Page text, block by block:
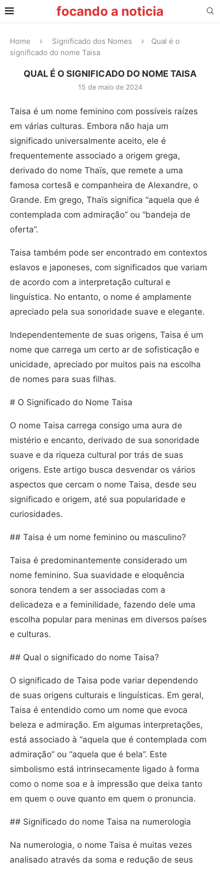
focando a noticia
Home Significado dos Nomes
Qual é o
significado do nome Taisa
QUAL É O SIGNIFICADO DO NOME TAISA
15 de maio de 2024
Taisa é um nome feminino com possíveis raízes
em várias culturas. Embora não haja um
significado universalmente aceito, ele é
frequentemente associado a origem grega,
derivado do nome Thaïs, que remete a uma
famosa cortesã e companheira de Alexandre, o
Grande. Em grego, Thaïs significa “aquela que é
contemplada com admiração” ou “bandeja de
oferta”.
Taisa também pode ser encontrado em contextos
eslavos e japoneses, com significados que variam
de acordo com a interpretação cultural e
linguística. No entanto, o nome é amplamente
apreciado pela sua sonoridade suave e elegante.
Independentemente de suas origens, Taisa é um
nome que carrega um certo ar de sofisticação e
unicidade, apreciado por muitos pais na escolha
de nomes para suas filhas.
# O Significado do Nome Taisa
O nome Taisa carrega consigo uma aura de
mistério e encanto, derivado de sua sonoridade
suave e da riqueza cultural por trás de suas
origens. Este artigo busca desvendar os vários
aspectos que cercam o nome Taisa, desde seu
significado e origem, até sua popularidade e
curiosidades.
## Taisa é um nome feminino ou masculino?
Taisa é predominantemente considerado um
nome feminino. Sua suavidade e eloquência
sonora tendem a ser associadas com a
delicadeza e a feminilidade, fazendo dele uma
escolha popular para meninas em diversos países
e culturas.
## Qual o significado do nome Taisa?
O significado de Taisa pode variar dependendo
de suas origens culturais e linguísticas. Em geral,
Taisa é entendido como um nome que evoca
beleza e admiração. Em algumas interpretações,
está associado à “aquela que é contemplada com
admiração” ou “aquela que é bela”. Este
simbolismo está intrinsecamente ligado à forma
como o nome soa e à impressão que deixa tanto
em quem o ouve quanto em quem o pronuncia.
## Significado do nome Taisa na numerologia
Na numerologia, o nome Taisa é muitas vezes
analisado através da soma e redução de seus